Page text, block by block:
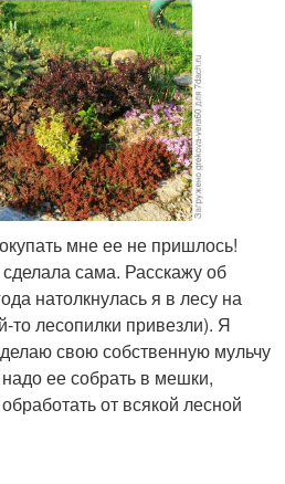
мне ее не пришлось!
сама. Расскажу об
натолкнулась я в лесу на
то лесопилки привезли). Я
свою собственную мульчу
ее собрать в мешки,
от всякой лесной